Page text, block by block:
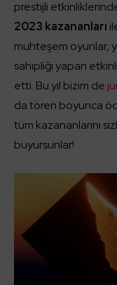
prestijli
2023 kazananları
muhteşem oyunlar,
sahipliği yapan
etti. Bu yıl bizim de
da tören boyunca
tüm kazananlarını
buyursunlar!